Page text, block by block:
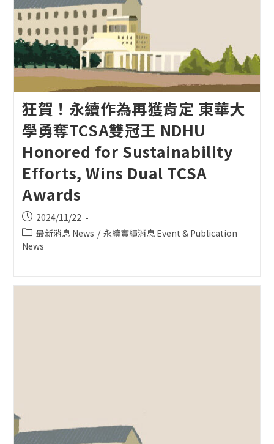
狂賀！永續作為再獲肯定 東華大
學勇奪TCSA雙冠王 NDHU
Honored for Sustainability
Efforts, Wins Dual TCSA
Awards
Post
published:
2024/11/22
Post
category:
最新消息 News / 永續實績消息 Event & Publication
News